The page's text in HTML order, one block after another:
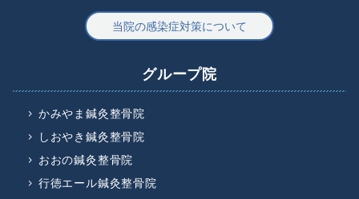
当院の感染症対策について
グループ院
かみやま鍼灸整骨院
しおやき鍼灸整骨院
おおの鍼灸整骨院
行徳エール鍼灸整骨院